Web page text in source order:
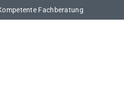
Fachberatung